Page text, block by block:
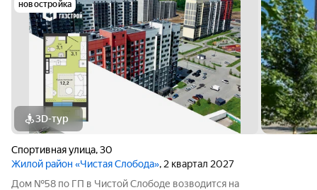
новостройка
3D-тур
Спортивная улица,30
Жилой район «Чистая Слобода», 2 квартал 2027
Дом №58 по ГП в Чистой Слободе возводится на